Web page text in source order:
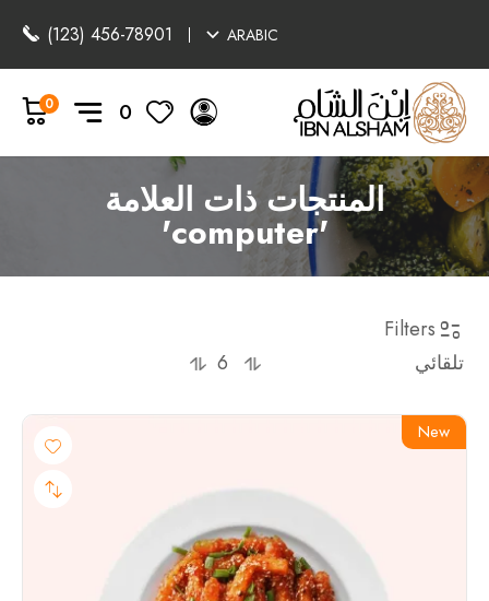
ARABIC
(123) 456-78901
0
0
المنتجات ذات العلامة
'computer'
Filters
New